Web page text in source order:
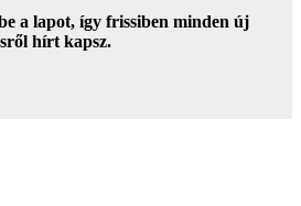
a lapot, így frissiben minden új
hírt kapsz.